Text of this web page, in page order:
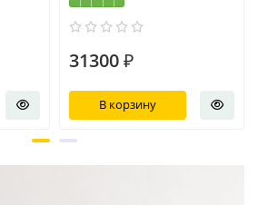
31300 ₽
В корзину